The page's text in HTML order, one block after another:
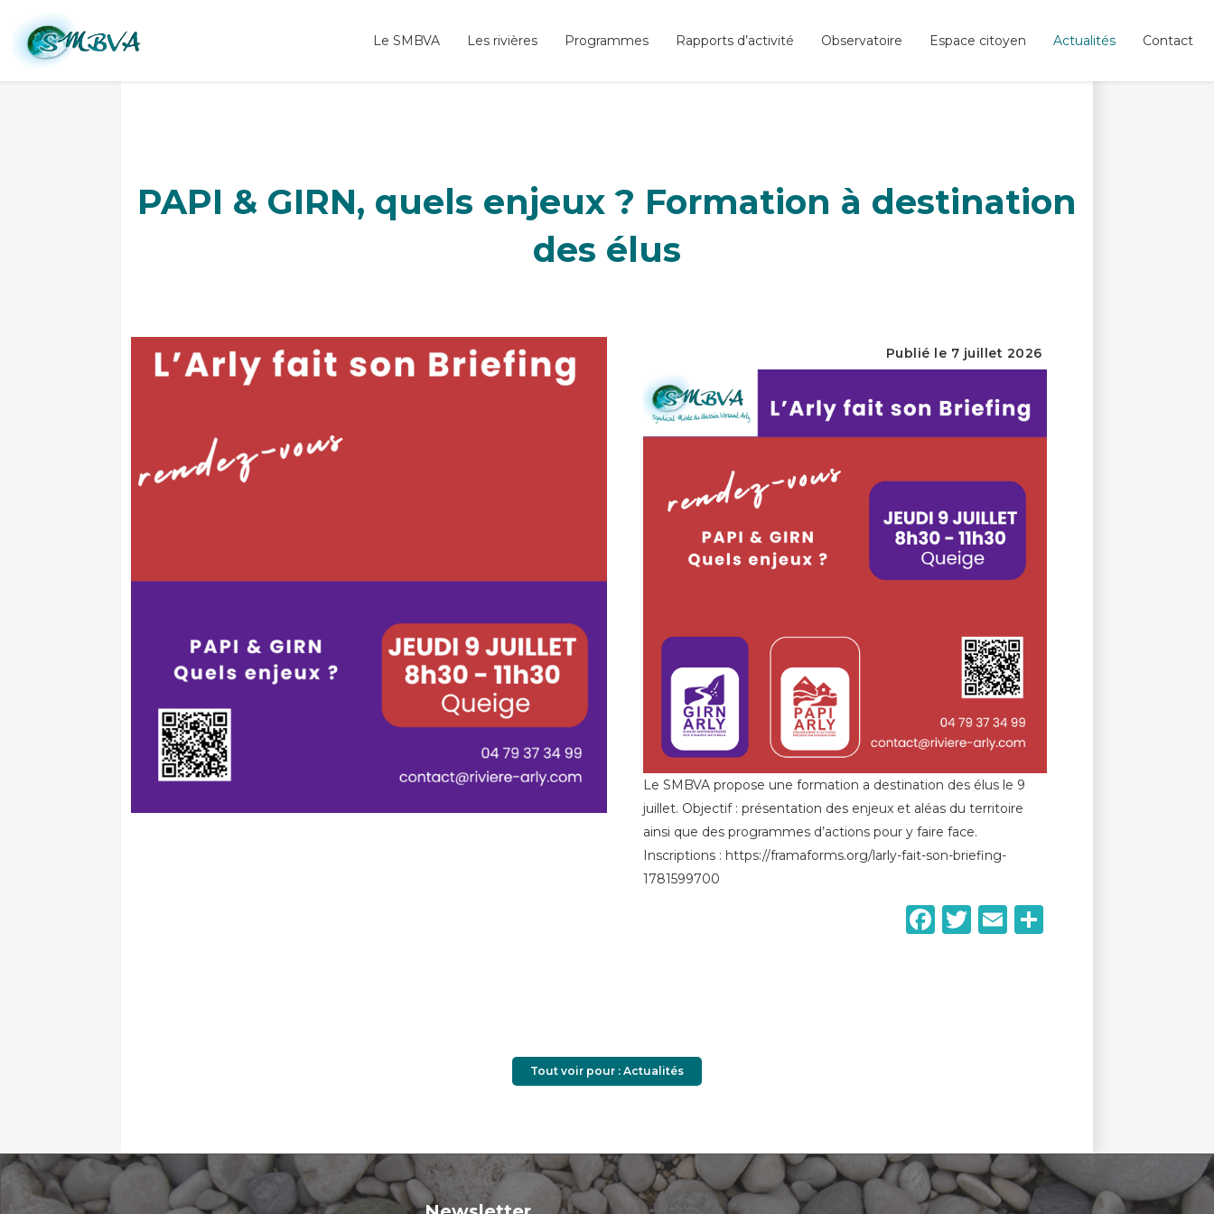
Le SMBVA
Les rivières Programmes Rapports d’activité Observatoire Espace citoyen Actualités Contact
PAPI & GIRN, quels enjeux ? Formation à destination
des élus
Publié le 7 juillet 2026
Le SMBVA propose une formation a destination des élus le 9
juillet. Objectif : présentation des enjeux et aléas du territoire
ainsi que des programmes d’actions pour y faire face.
Inscriptions : https://framaforms.org/larly-fait-son-briefing-
1781599700
Facebook
Twitter
EmailPartager
Tout voir pour : Actualités